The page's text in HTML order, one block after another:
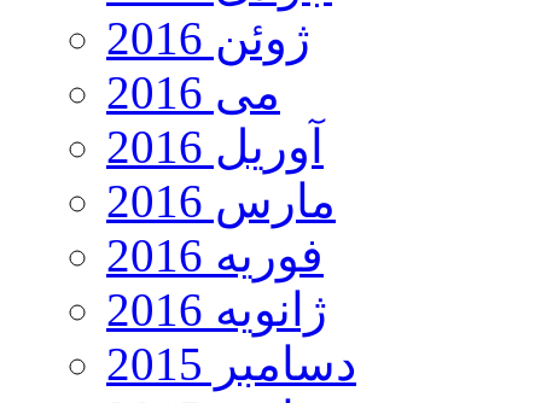
ژوئن 2016
می 2016
آوریل 2016
مارس 2016
فوریه 2016
ژانویه 2016
دسامبر 2015